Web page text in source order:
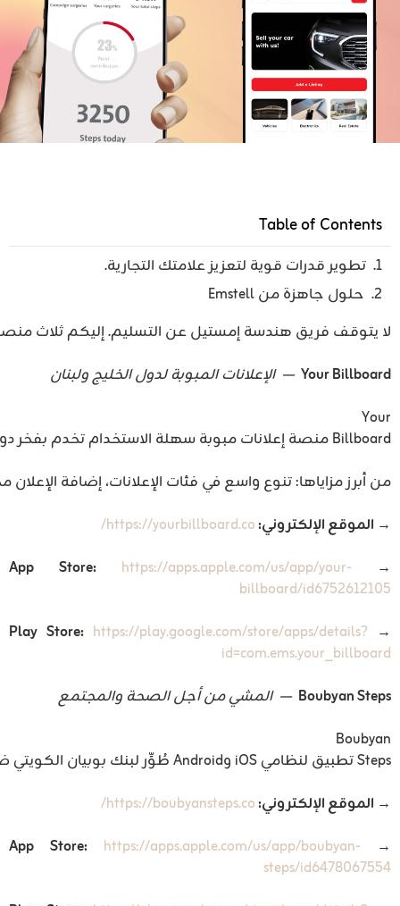
Table of Contents
تطوير قدرات قوية لتعزيز علامتك التجارية.
حلول جاهزة من Emstell
لا يتوقف فريق هندسة إمستيل عن التسليم. إليكم ثلاث
Your Billboard — الإعلانات المبوبة لدول الخليج ولبنان
Your
Billboard منصة إعلانات مبوبة سهلة الاستخدام تخدم بفخر دول مجلس التعاون الخليجي بأكملها، إضافةً إلى لبنان. سواء كنت تبحث عن الشراء أو البيع أو الترويج، تجعل المنصة التواصل مع الجمهور المناسب أمراً بسيطاً.
من أبرز مزاياها: تنوع واسع في فئات الإعلانات، إضافة
→ الموقع الإلكتروني:https://yourbillboard.co/
→ App Store:
https://apps.apple.com/us/app/your-
billboard/id6752612105
→ Play Store:
https://play.google.com/store/apps/details?
id=com.ems.your_billboard
Boubyan Steps — المشي من أجل الصحة والمجتمع
Boubyan
Steps تطبيق لنظامي iOS وAndroid طُوِّر لبنك بوبيان الكويتي ضمن حملة لتشجيع الناس على المساهمة في مبادرات الرعاية الصحية من خلال نشاط يستطيع الجميع ممارسته: المشي. يحوّل التطبيق الخطوات اليومية إلى مساهمات مجتمعية ذات معنى، محوّلاً الهدف الصحي الشخصي إلى مهمة اجتماعية مشتركة.
→ الموقع الإلكتروني:https://boubyansteps.co/
→ App Store:
https://apps.apple.com/us/app/boubyan-
steps/id6478067554